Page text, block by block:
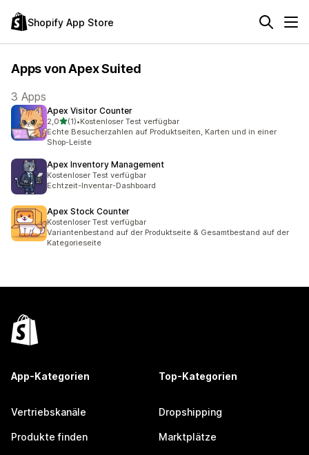
Shopify App Store
Apps von Apex Suited
3 Apps
Apex Visitor Counter
2,0von 5 Sternen
(1)
1 Rezensionen insgesamt
•Kostenloser Test verfügbar
Echte Besucherzahlen auf Produktseiten, Karten und in einer
Shop-Leiste
Apex Inventory Management
Kostenloser Test verfügbar
Echtzeit-Inventar-Dashboard
Apex Stock Counter
Kostenloser Test verfügbar
Variantenbestand auf der Produktseite & Gesamtbestand auf der
Kategorieseite
App-Kategorien
Vertriebskanäle
Produkte finden
Top-Kategorien
Dropshipping
Marktplätze